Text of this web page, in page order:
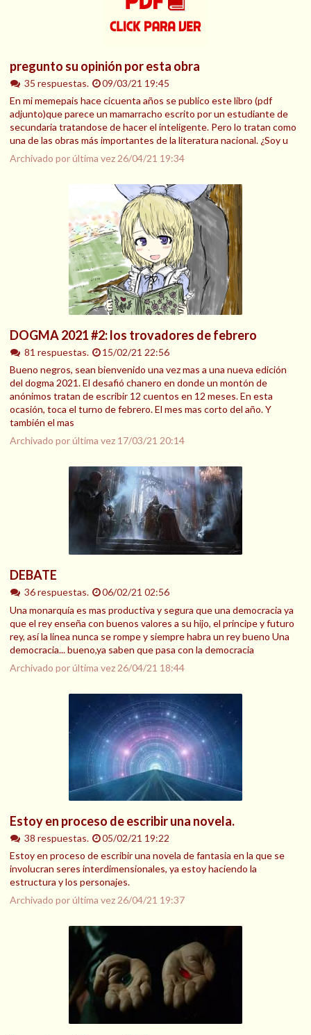
pregunto su opinión por esta obra
35 respuestas.
09/03/21 19:45
En mi memepais hace cicuenta años se publico este libro (pdf
adjunto)que parece un mamarracho escrito por un estudiante de
secundaria tratandose de hacer el inteligente. Pero lo tratan como
una de las obras más importantes de la literatura nacional. ¿Soy u
Archivado por última vez 26/04/21 19:34
DOGMA 2021 #2: los trovadores de febrero
81 respuestas.
15/02/21 22:56
Bueno negros, sean bienvenido una vez mas a una nueva edición
del dogma 2021. El desafió chanero en donde un montón de
anónimos tratan de escribir 12 cuentos en 12 meses. En esta
ocasión, toca el turno de febrero. El mes mas corto del año. Y
también el mas
Archivado por última vez 17/03/21 20:14
DEBATE
36 respuestas.
06/02/21 02:56
Una monarquía es mas productiva y segura que una democracia ya
que el rey enseña con buenos valores a su hijo, el principe y futuro
rey, así la linea nunca se rompe y siempre habra un rey bueno Una
democracia... bueno,ya saben que pasa con la democracia
Archivado por última vez 26/04/21 18:44
Estoy en proceso de escribir una novela.
38 respuestas.
05/02/21 19:22
Estoy en proceso de escribir una novela de fantasia en la que se
involucran seres interdimensionales, ya estoy haciendo la
estructura y los personajes.
Archivado por última vez 26/04/21 19:37